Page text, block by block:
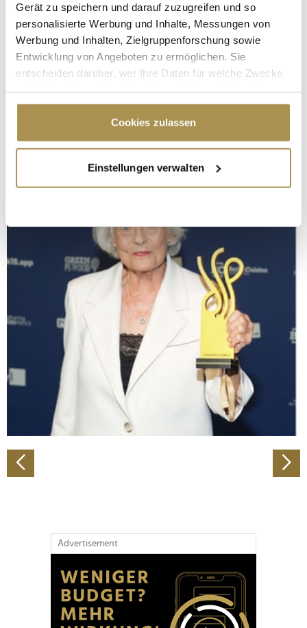
Gerät zu speichern und darauf zuzugreifen und so
personalisierte Werbung und Inhalte, Messungen von
Werbung und Inhalten, Zielgruppenforschung sowie
Entwicklung von Angeboten zu ermöglichen. Sie
entscheiden darüber, wer Ihre Daten für welche Zwecke
Cookie-Erklärung oder durch Klicken auf das Privacy
Trigger Symbol ändern oder widerrufen
Informationen über Ihre geografische Lage
erfassen, welche bis auf einige Meter genau sein
bestimmten Merkmalen (Fingerprinting) identifizieren
Erfahren Sie mehr darüber, wie Ihre persönlichen Daten
verarbeitet werden, und legen Sie Ihre Präferenzen im
Abschnitt Einzelheiten
fest.
Wir verwenden Cookies, um Inhalte und Anzeigen zu
personalisieren, Funktionen für soziale Medien anbieten
zu können und die Zugriffe auf unsere Website zu
analysieren. Außerdem geben wir Informationen zu Ihrer
Verwendung unserer Website an unsere Partner für
soziale Medien, Werbung und Analysen weiter. Unsere
Partner führen diese Informationen möglicherweise mit
haben oder die sie im Rahmen Ihrer Nutzung der Dienste
gesammelt haben.
Cookies zulassen
Einstellungen verwalten
Advertisement